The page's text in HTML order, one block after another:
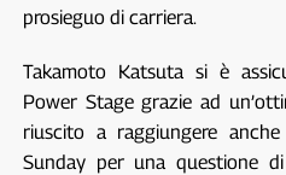
prosieguo di carriera.
Takamoto Katsuta si è
Power Stage grazie ad
riuscito a raggiungere
Sunday per una questione